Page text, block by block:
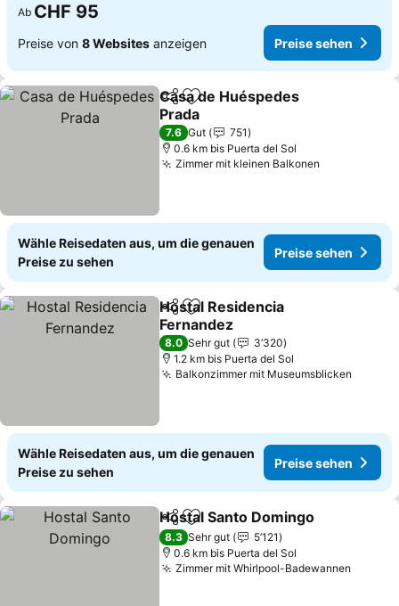
Ab CHF 95
Preise von 8 Websites anzeigen Preise sehen
TeilenZu Favoriten hinzufügen
Casa de Huéspedes
Prada
7.6 Gut
751
0.6 km bis Puerta del Sol
Zimmer mit kleinen Balkonen
Wähle Reisedaten aus, um die genauen
Preise zu sehen
Preise sehen
TeilenZu Favoriten hinzufügen
Hostal Residencia
Fernandez
8.0 Sehr gut
3’320
1.2 km bis Puerta del Sol
Balkonzimmer mit Museumsblicken
Wähle Reisedaten aus, um die genauen
Preise zu sehen
Preise sehen
TeilenZu Favoriten hinzufügen
Hostal Santo Domingo
8.3 Sehr gut
5’121
0.6 km bis Puerta del Sol
Zimmer mit Whirlpool-Badewannen